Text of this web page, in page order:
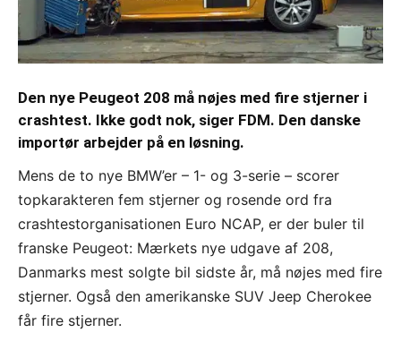
Den nye Peugeot 208 må nøjes med fire stjerner i
crashtest. Ikke godt nok, siger FDM. Den danske
importør arbejder på en løsning.
Mens de to nye BMW’er – 1- og 3-serie – scorer
topkarakteren fem stjerner og rosende ord fra
crashtestorganisationen Euro NCAP, er der buler til
franske Peugeot: Mærkets nye udgave af 208,
Danmarks mest solgte bil sidste år, må nøjes med fire
stjerner. Også den amerikanske SUV Jeep Cherokee
får fire stjerner.